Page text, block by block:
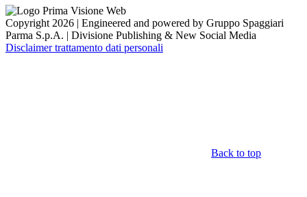
Copyright 2026 | Engineered and powered by Gruppo Spaggiari
Parma S.p.A. | Divisione Publishing & New Social Media
Disclaimer trattamento dati personali
Back to top